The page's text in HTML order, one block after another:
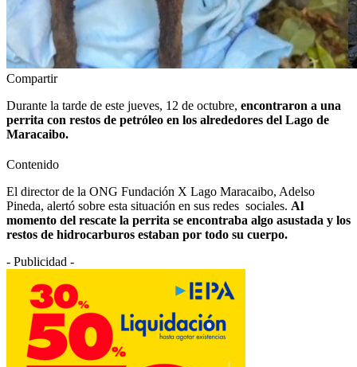
Compartir
Durante la tarde de este jueves, 12 de octubre, encontraron a una
perrita con restos de petróleo en los alrededores del Lago de
Maracaibo.
Contenido
El director de la ONG Fundación X Lago Maracaibo, Adelso
Pineda, alertó sobre esta situación en sus redes sociales. Al
momento del rescate la perrita se encontraba algo asustada y los
restos de hidrocarburos estaban por todo su cuerpo.
- Publicidad -